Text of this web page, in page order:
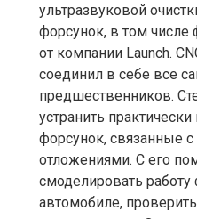
ультразвуковой
форсунок, в том числе
от компании Launch.
соединил в себе все
предшественников.
устранить
форсунок, связанные
отложениями. С его
смоделировать работу
автомобиле,